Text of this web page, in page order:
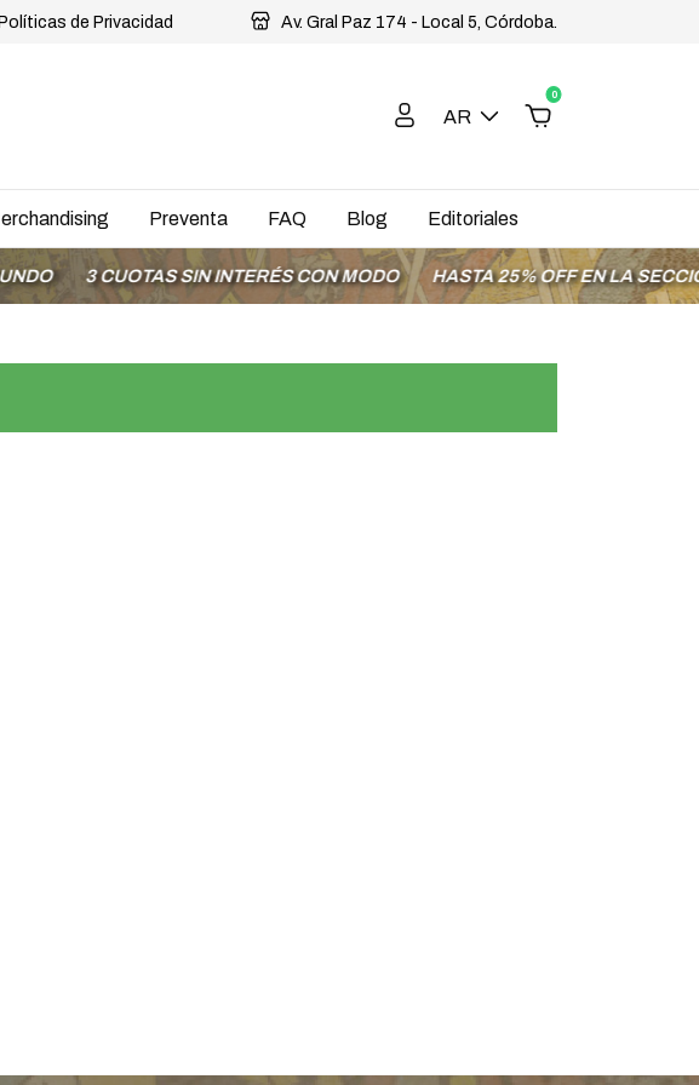
de Privacidad Av. Gral Paz 174 - Local 5, Córdoba.
AR
0
Preventa FAQ Blog Editoriales
3 CUOTAS SIN INTERÉS CON MODO HASTA 25% OFF EN LA SECCIÓN